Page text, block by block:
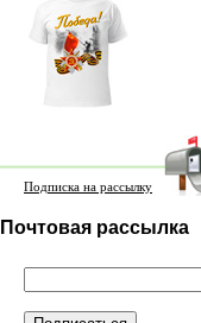
Подписка на рассылку
Почтовая рассылка